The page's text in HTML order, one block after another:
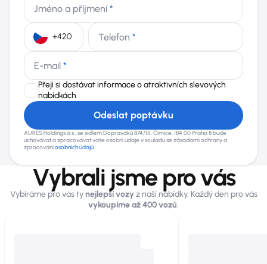
Jméno a příjmení *
Telefon *
E-mail *
Přeji si dostávat informace o atraktivních slevových
nabídkách
Odeslat poptávku
AURES Holdings a.s., se sídlem Dopraváků 874/15, Čimice, 184 00 Praha 8 bude
uchovávat a zpracovávat vaše osobní údaje v souladu se zásadami ochrany a
zpracováníosobních údajů.
Vybrali jsme pro vás
Vybíráme pro vás ty nejlepší vozyz naší nabídky. Každý den pro vás
vykoupíme až 400 vozů.